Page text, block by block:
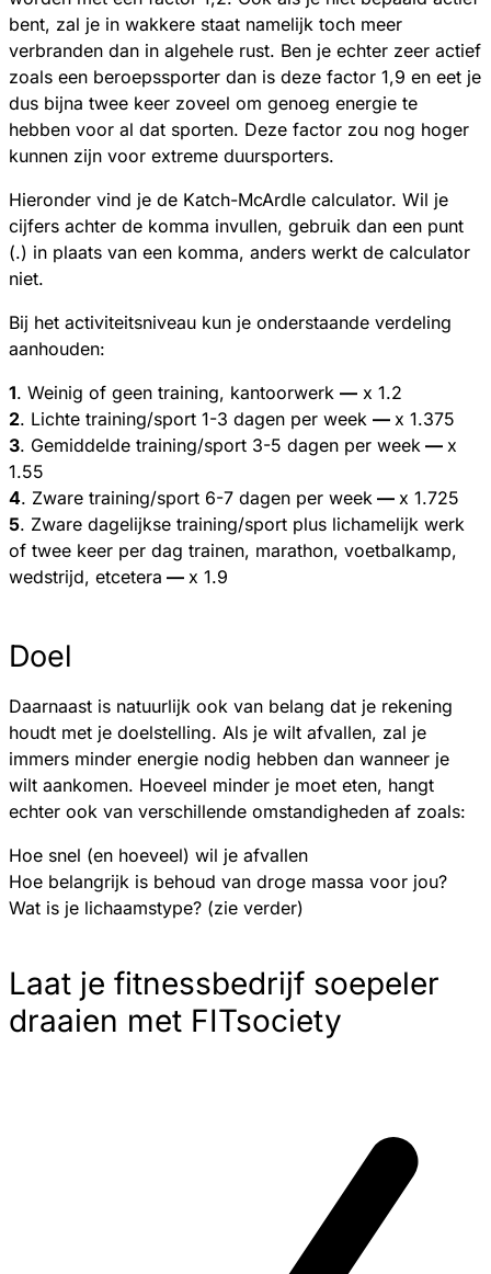
bent, zal je in wakkere staat namelijk toch meer
verbranden dan in algehele rust. Ben je echter zeer actief
zoals een beroepssporter dan is deze factor 1,9 en eet je
dus bijna twee keer zoveel om genoeg energie te
hebben voor al dat sporten. Deze factor zou nog hoger
kunnen zijn voor extreme duursporters.
Hieronder vind je de Katch-McArdle calculator. Wil je
cijfers achter de komma invullen, gebruik dan een punt
(.) in plaats van een komma, anders werkt de calculator
niet.
Bij het activiteitsniveau kun je onderstaande verdeling
aanhouden:
1. Weinig of geen training, kantoorwerk — x 1.2
2. Lichte training/sport 1-3 dagen per week — x 1.375
3. Gemiddelde training/sport 3-5 dagen per week — x
1.55
4. Zware training/sport 6-7 dagen per week — x 1.725
5. Zware dagelijkse training/sport plus lichamelijk werk
of twee keer per dag trainen, marathon, voetbalkamp,
wedstrijd, etcetera — x 1.9
Doel
Daarnaast is natuurlijk ook van belang dat je rekening
houdt met je doelstelling. Als je wilt afvallen, zal je
immers minder energie nodig hebben dan wanneer je
wilt aankomen. Hoeveel minder je moet eten, hangt
echter ook van verschillende omstandigheden af zoals:
Hoe snel (en hoeveel) wil je afvallen
Hoe belangrijk is behoud van droge massa voor jou?
Wat is je lichaamstype? (zie verder)
Laat je fitnessbedrijf soepeler
draaien met FITsociety